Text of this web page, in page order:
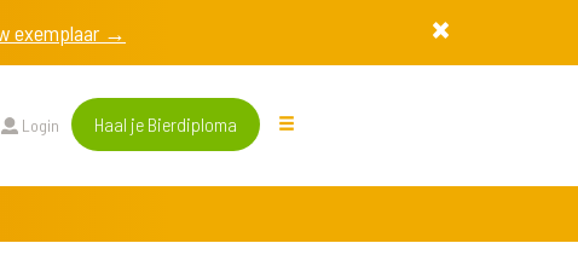
exemplaar →
Login Haal je Bierdiploma